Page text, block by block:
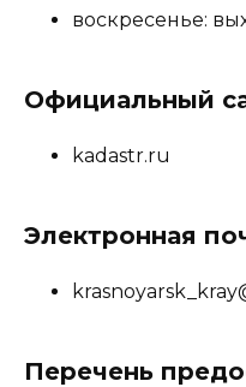
воскресенье:
Официальный
kadastr.ru
Электронная
Перечень